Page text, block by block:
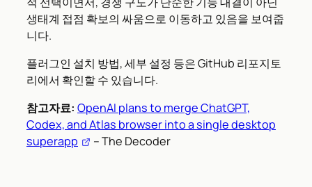
생태계 접점 확보의 싸움으로 이동하고 있음을 보여줍
니다.
플러그인 설치 방법, 세부 설정 등은 GitHub 리포지토
리에서 확인할 수 있습니다.
참고자료: OpenAI plans to merge ChatGPT,
Codex, and Atlas browser into a single desktop
superapp
– The Decoder